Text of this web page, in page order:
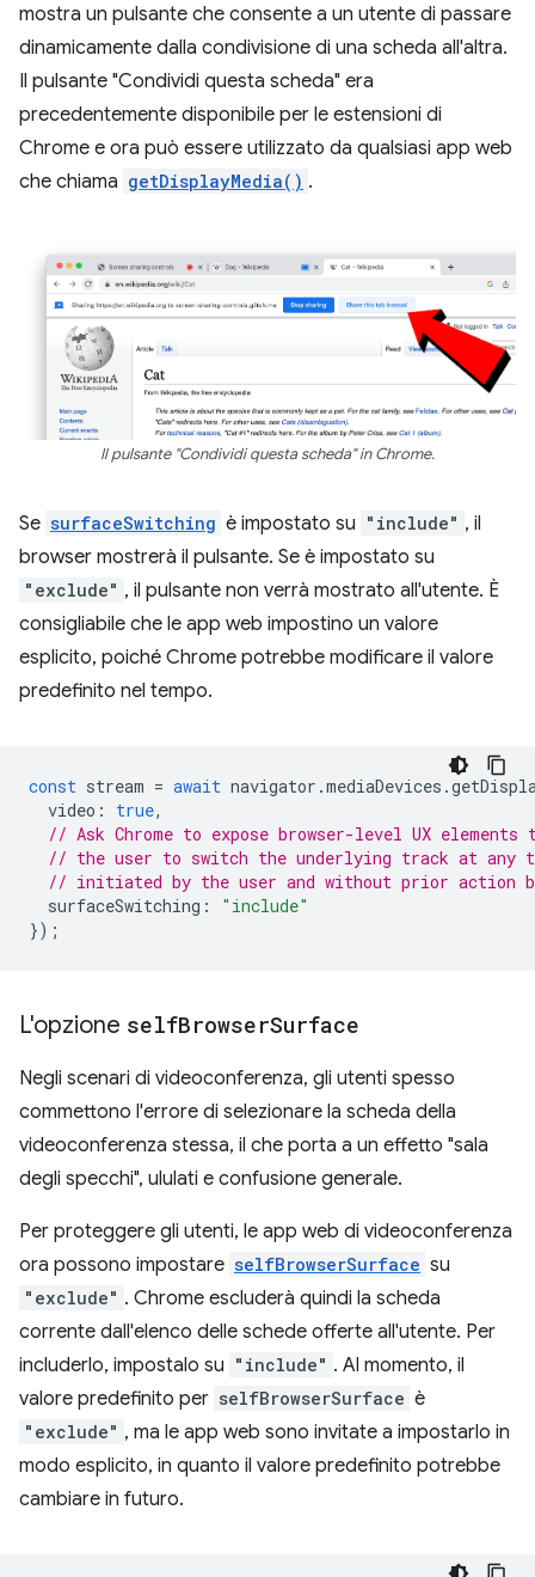
mostra un pulsante che consente a un utente di passare
dinamicamente dalla condivisione di una scheda all'altra.
Il pulsante "Condividi questa scheda" era
precedentemente disponibile per le estensioni di
Chrome e ora può essere utilizzato da qualsiasi app web
che chiama getDisplayMedia() .
Il pulsante "Condividi questa scheda" in Chrome.
Se surfaceSwitching è impostato su "include" , il
browser mostrerà il pulsante. Se è impostato su
"exclude" , il pulsante non verrà mostrato all'utente. È
consigliabile che le app web impostino un valore
esplicito, poiché Chrome potrebbe modificare il valore
predefinito nel tempo.
const stream = await navigator .mediaDevices .
video : true,
// Ask Chrome to expose browser-level UX
// the user to switch the underlying track at any
// initiated by the user and without prior action
surfaceSwitching :
"include"
});
L'opzione selfBrowserSurface
Negli scenari di videoconferenza, gli utenti spesso
commettono l'errore di selezionare la scheda della
videoconferenza stessa, il che porta a un effetto "sala
degli specchi", ululati e confusione generale.
Per proteggere gli utenti, le app web di videoconferenza
ora possono impostare selfBrowserSurface su
"exclude" . Chrome escluderà quindi la scheda
corrente dall'elenco delle schede offerte all'utente. Per
includerlo, impostalo su "include" . Al momento, il
valore predefinito per selfBrowserSurface è
"exclude" , ma le app web sono invitate a impostarlo in
modo esplicito, in quanto il valore predefinito potrebbe
cambiare in futuro.